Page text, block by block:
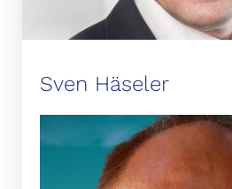
Sven Häseler